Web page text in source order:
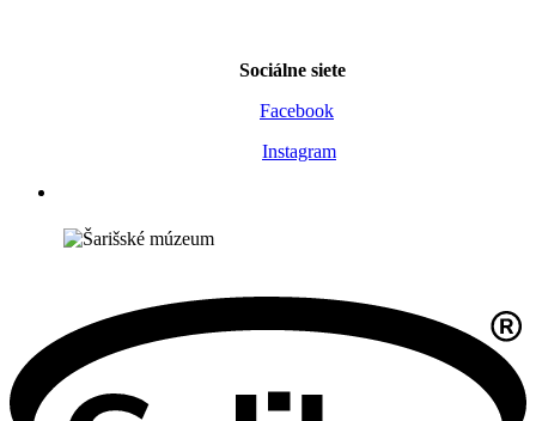
Sociálne siete
Facebook
Instagram